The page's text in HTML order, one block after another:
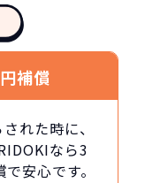
補償
れた時に、
なら3
安心です。